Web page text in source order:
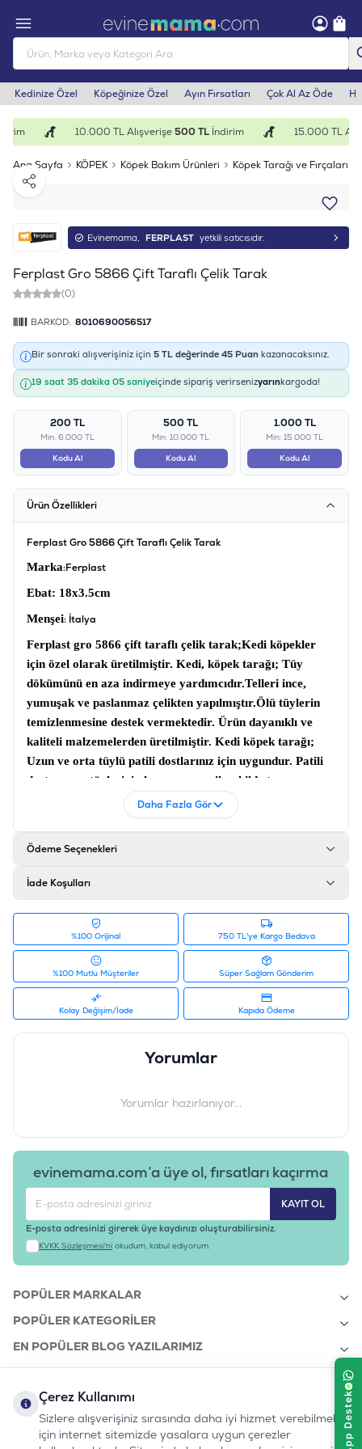
Kedinize Özel Köpeğinize Özel Ayın Fırsatları Çok Al Az Öde
10.000 TL Alışverişe500 TLİndirim 15.000 TL
Ana Sayfa KÖPEK Köpek Bakım Ürünleri Köpek Tarağı ve Fırçaları
Paylaş
Evinemama, FERPLAST yetkili satıcısıdır.
Ferplast Gro 5866 Çift Taraflı Çelik Tarak
(0)
BARKOD: 8010690056517
Bir sonraki alışverişiniz için 5 TL değerinde 45 Puan kazanacaksınız.
19 saat 35 dakika 05 saniyeiçinde sipariş verirsenizyarınkargoda!
200 TL
Min: 6.000 TL
Kodu Al
500 TL
Min: 10.000 TL
Kodu Al
1.000 TL
Min: 15.000 TL
Kodu Al
Ürün Özellikleri
Ferplast Gro 5866 Çift Taraflı Çelik Tarak
Marka:Ferplast
Ebat: 18x3.5cm
Menşei: İtalya
Ferplast gro 5866 çift taraflı çelik tarak;Kedi köpekler
için özel olarak üretilmiştir. Kedi, köpek tarağı; Tüy
dökümünü en aza indirmeye yardımcıdır.Telleri ince,
yumuşak ve paslanmaz çelikten yapılmıştır.Ölü tüylerin
temizlenmesine destek vermektedir. Ürün dayanıklı ve
kaliteli malzemelerden üretilmiştir. Kedi köpek tarağı;
Uzun ve orta tüylü patili dostlarınız için uygundur. Patili
dostunuzun tüylerinin hassas ve nazik şekilde taranmasına
katkı sağlamaktadır.
Barkod
Daha Fazla Gör
Ödeme Seçenekleri
İade Koşulları
%100 Orijinal 750 TL'ye Kargo Bedava
%100 Mutlu Müşteriler Süper Sağlam Gönderim
Kolay Değişim/İade Kapıda Ödeme
Yorumlar
Yorumlar hazırlanıyor...
evinemama.com’a üye ol, fırsatları kaçırma
KAYIT OL
E-posta adresinizi girerek üye kaydınızı oluşturabilirsiniz.
KVKK Sözleşmesi'ni okudum, kabul ediyorum.
POPÜLER MARKALAR
POPÜLER KATEGORILER
EN POPÜLER BLOG YAZILARIMIZ
KURUMSAL
Çerez Kullanımı
Sizlere alışverişiniz sırasında daha iyi hizmet verebilmek
için internet sitemizde yasalara uygun çerezler